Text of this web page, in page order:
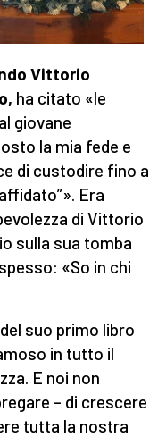
Vittorio
ha citato «le
giovane
la mia fede e
di custodire fino a
Era
di Vittorio
sulla sua tomba
«So in chi
suo primo libro
in tutto il
E noi non
– di crescere
tutta la nostra